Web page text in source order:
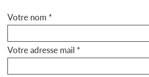
Votre nom *
Votre adresse mail *